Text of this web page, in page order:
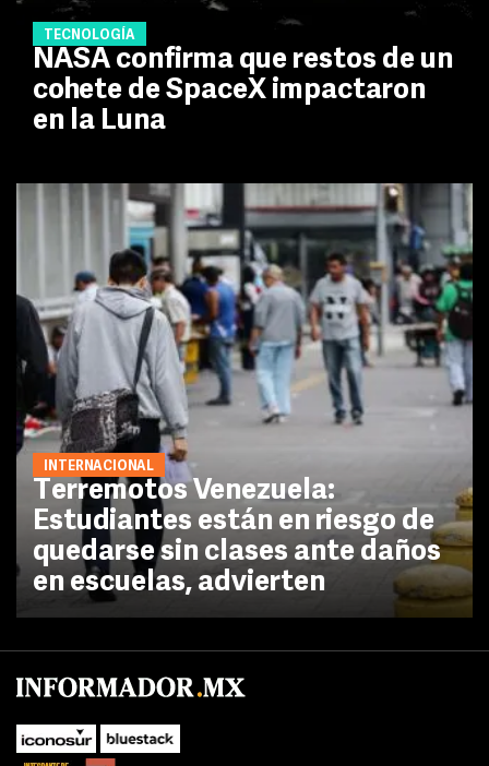
TECNOLOGÍA
NASA confirma que restos de un
cohete de SpaceX impactaron
en la Luna
INTERNACIONAL
Terremotos Venezuela:
Estudiantes están en riesgo de
quedarse sin clases ante daños
en escuelas, advierten